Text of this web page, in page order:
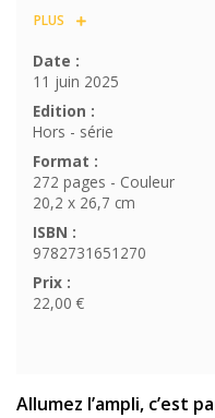
PLUS
Date :
11 juin 2025
Edition :
Hors - série
Format :
272 pages - Couleur
20,2 x 26,7 cm
ISBN :
9782731651270
Prix :
22,00 €
Allumez l’ampli, c’est